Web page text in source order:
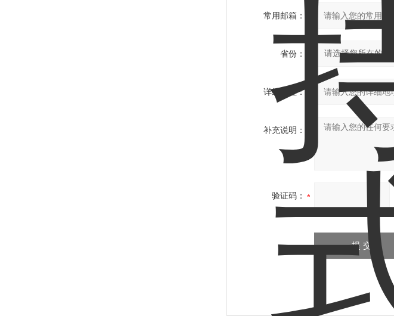
常用邮箱：
省份：
详细地址：
补充说明：
验证码：